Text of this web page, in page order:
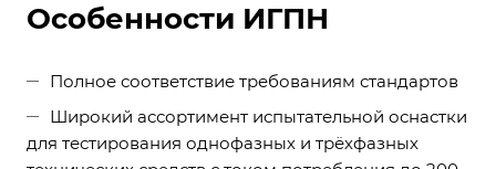
Особенности ИГПН
Полное соответствие требованиям стандартов
Широкий ассортимент испытательной оснастки
для тестирования однофазных и трёхфазных